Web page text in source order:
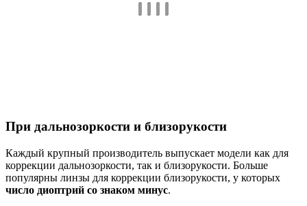
При дальнозоркости и близорукости
Каждый крупный производитель выпускает модели как для
коррекции дальнозоркости, так и близорукости. Больше
популярны линзы для коррекции близорукости, у которых
число диоптрий со знаком минус.